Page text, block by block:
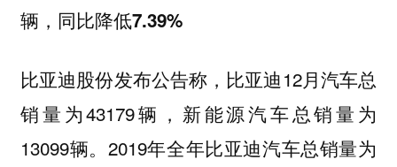
辆，同比降低7.39%
比亚迪股份发布公告称，比亚迪12月汽车总
销量为43179辆，新能源汽车总销量为
13099辆。2019年全年比亚迪汽车总销量为